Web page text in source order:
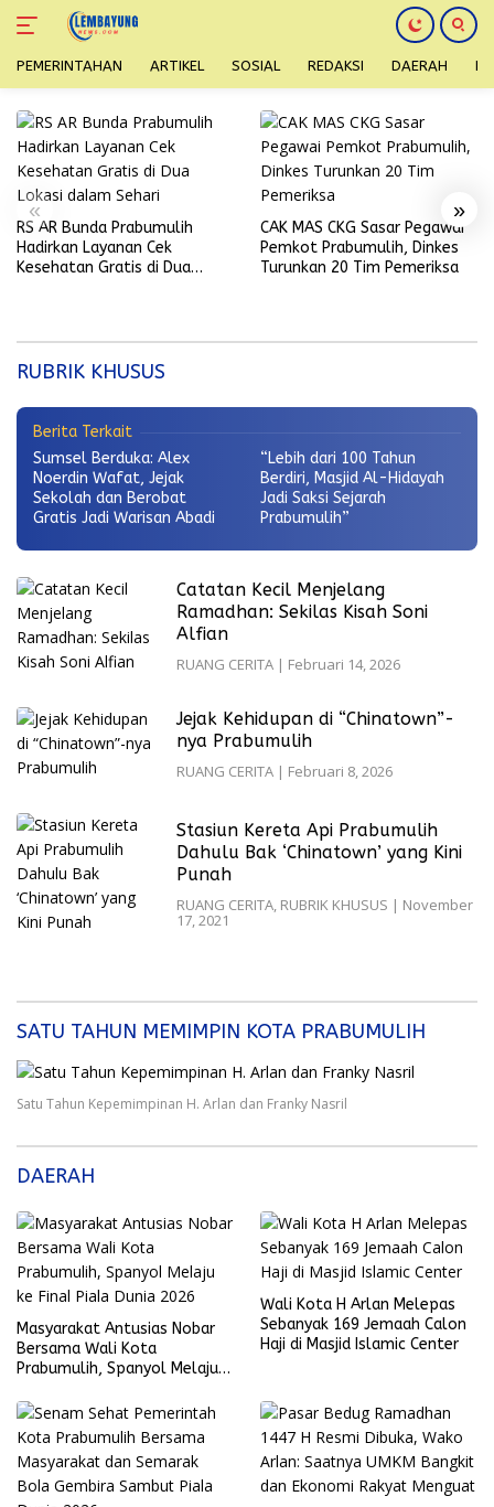
konten
PEMERINTAHAN ARTIKEL SOSIAL REDAKSI DAERAH
« »
RS AR Bunda Prabumulih
Hadirkan Layanan Cek
Kesehatan Gratis di Dua
CAK MAS CKG Sasar Pegawai
Pemkot Prabumulih, Dinkes
Turunkan 20 Tim Pemeriksa
RUBRIK KHUSUS
Ardianto dan Kontroversi Program MBG
RUBRIK KHUSUS|Februari 26, 2026
Berita Terkait
Sumsel Berduka: Alex
Noerdin Wafat, Jejak
Sekolah dan Berobat
Gratis Jadi Warisan Abadi
“Lebih dari 100 Tahun
Berdiri, Masjid Al-Hidayah
Jadi Saksi Sejarah
Prabumulih”
Catatan Kecil Menjelang
Ramadhan: Sekilas Kisah Soni
Alfian
RUANG CERITA| Februari 14, 2026
Jejak Kehidupan di “Chinatown”-
nya Prabumulih
RUANG CERITA| Februari 8, 2026
Stasiun Kereta Api Prabumulih
Dahulu Bak ‘Chinatown’ yang Kini
Punah
RUANG CERITA, RUBRIK KHUSUS | November
17, 2021
SATU TAHUN MEMIMPIN KOTA PRABUMULIH
Satu Tahun Kepemimpinan H. Arlan dan Franky Nasril
DAERAH
Masyarakat Antusias Nobar
Bersama Wali Kota
Prabumulih, Spanyol Melaju
Wali Kota H Arlan Melepas
Sebanyak 169 Jemaah Calon
Haji di Masjid Islamic Center